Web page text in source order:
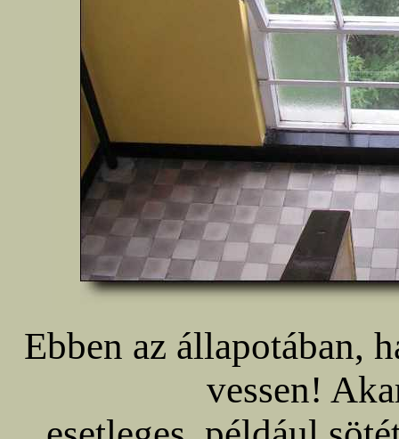
Ebben az állapotában,
vessen!